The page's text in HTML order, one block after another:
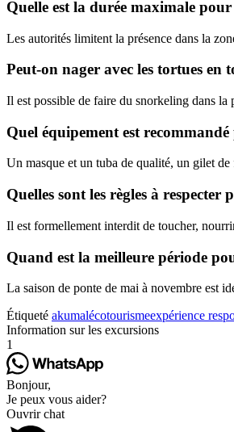
Quelle est la durée maximale
Les autorités limitent la présence dans la
Peut-on nager avec les tortues en
Il est possible de faire du snorkeling dans la
Quel équipement est
Un masque et un tuba de qualité, un gilet
Quelles sont les règles à respecter
Il est formellement interdit de toucher,
Quand est la meilleure période
La saison de ponte de mai à novembre est
Étiqueté akumalécotourismeexpérience
Information sur les excursions
1
Bonjour,
Je peux vous aider?
Ouvrir chat